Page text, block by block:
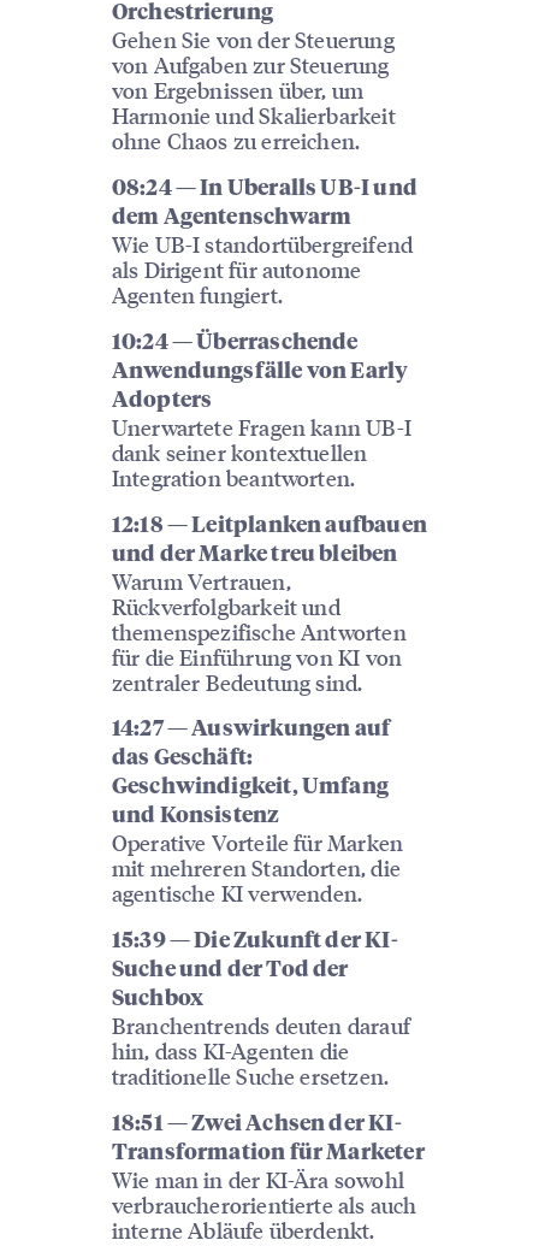
Orchestrierung
Gehen Sie von der Steuerung
von Aufgaben zur Steuerung
von Ergebnissen über, um
Harmonie und Skalierbarkeit
ohne Chaos zu erreichen.
08:24 — In Uberalls UB-I und
dem Agentenschwarm
Wie UB-I standortübergreifend
als Dirigent für autonome
Agenten fungiert.
10:24 — Überraschende
Anwendungsfälle von Early
Adopters
Unerwartete Fragen kann UB-I
dank seiner kontextuellen
Integration beantworten.
12:18 — Leitplanken aufbauen
und der Marke treu bleiben
Warum Vertrauen,
Rückverfolgbarkeit und
themenspezifische Antworten
für die Einführung von KI von
zentraler Bedeutung sind.
14:27 — Auswirkungen auf
das Geschäft:
Geschwindigkeit, Umfang
und Konsistenz
Operative Vorteile für Marken
mit mehreren Standorten, die
agentische KI verwenden.
15:39 — Die Zukunft der KI-
Suche und der Tod der
Suchbox
Branchentrends deuten darauf
hin, dass KI-Agenten die
traditionelle Suche ersetzen.
18:51 — Zwei Achsen der KI-
Transformation für Marketer
Wie man in der KI-Ära sowohl
verbraucherorientierte als auch
interne Abläufe überdenkt.